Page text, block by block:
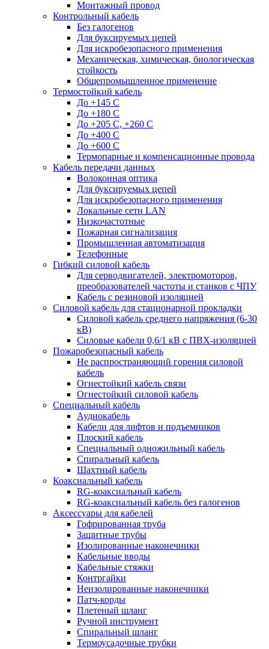
Монтажный провод
Контрольный кабель
Без галогенов
Для буксируемых цепей
Для искробезопасного применения
Механическая, химическая, биологическая
стойкость
Общепромышленное применение
Термостойкий кабель
До +145 С
До +180 C
До +205 С, +260 С
До +400 C
До +600 С
Термопарные и компенсационные провода
Кабель передачи данных
Волоконная оптика
Для буксируемых цепей
Для искробезопасного применения
Локальные сети LAN
Низкочастотные
Пожарная сигнализация
Промышленная автоматизация
Телефонные
Гибкий силовой кабель
Для серводвигателей, электромоторов,
преобразователей частоты и станков с ЧПУ
Кабель с резиновой изоляцией
Силовой кабель для стационарной прокладки
Силовой кабель среднего напряжения (6-30
кВ)
Силовые кабели 0,6/1 кВ с ПВХ-изоляцией
Пожаробезопасный кабель
Не распространяющий горения силовой
кабель
Огнестойкий кабель связи
Огнестойкий силовой кабель
Специальный кабель
Аудиокабель
Кабели для лифтов и подъемников
Плоский кабель
Специальный одножильный кабель
Спиральный кабель
Шахтный кабель
Коаксиальный кабель
RG-коаксиальный кабель
RG-коаксиальный кабель без галогенов
Аксессуары для кабелей
Гофрированная труба
Защитные трубы
Изолированные наконечники
Кабельные вводы
Кабельные стяжки
Контргайки
Неизолированные наконечники
Патч-корды
Плетеный шланг
Ручной инструмент
Спиральный шланг
Термоусадочные трубки